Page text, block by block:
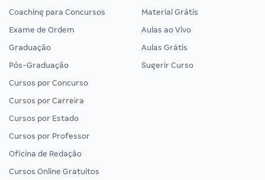
Coaching para Concursos
Exame de Ordem
Graduação
Pós-Graduação
Cursos por Concurso
Cursos por Carreira
Cursos por Estado
Cursos por Professor
Oficina de Redação
Cursos Online Gratuitos
Material Grátis
Aulas ao Vivo
Aulas Grátis
Sugerir Curso